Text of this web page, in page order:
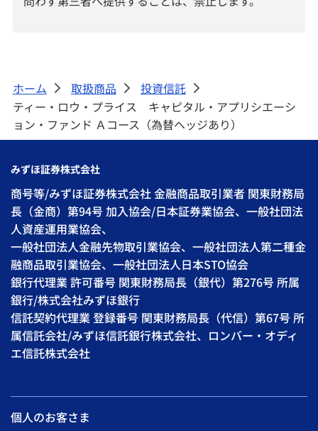
ホーム > 取扱商品 > 投資信託
>
ティー・ロウ・プライス キャピタル・アプリシエーシ
ョン・ファンド Ａコース（為替ヘッジあり）
みずほ証券株式会社
商号等/みずほ証券株式会社 金融商品取引業者 関東財務局
長（金商）第94号 加入協会/日本証券業協会、一般社団法
人資産運用業協会、
一般社団法人金融先物取引業協会、一般社団法人第二種金
融商品取引業協会、一般社団法人日本STO協会
銀行代理業 許可番号 関東財務局長（銀代）第276号 所属
銀行/株式会社みずほ銀行
信託契約代理業 登録番号 関東財務局長（代信）第67号 所
属信託会社/みずほ信託銀行株式会社、ロンバー・オディ
エ信託株式会社
個人のお客さま